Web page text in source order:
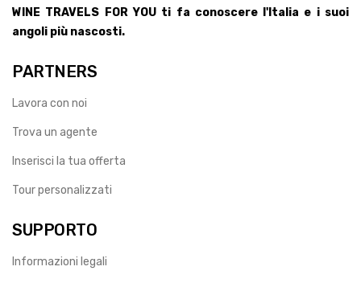
WINE TRAVELS FOR YOU ti fa conoscere l'Italia e i suoi
angoli più nascosti.
PARTNERS
Lavora con noi
Trova un agente
Inserisci la tua offerta
Tour personalizzati
SUPPORTO
Informazioni legali